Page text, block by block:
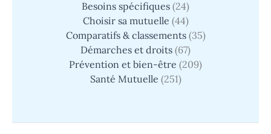
Besoins spécifiques (24)
Choisir sa mutuelle (44)
Comparatifs & classements(35)
Démarches et droits (67)
Prévention et bien-être (209)
Santé Mutuelle (251)